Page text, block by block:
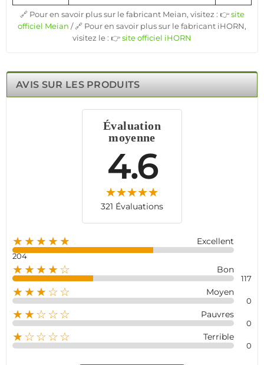
🔗 Pour en savoir plus sur le fabricant Meian, visitez : 👉site
officiel Meian / 🔗 Pour en savoir plus sur le fabricant iHORN,
visitez le : 👉site officiel iHORN
AVIS SUR LES PRODUITS
Évaluation
moyenne
4.6
321 Évaluations
★★★★★ Excellent
204
★★★★☆ Bon
117
★★★☆☆ Moyen
0
★★☆☆☆ Pauvres
0
★☆☆☆☆ Terrible
0